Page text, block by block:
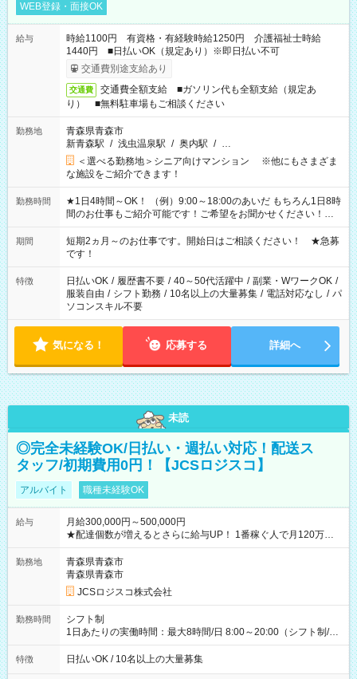
WEB登録・面接OK
給与
時給1100円 有資格・有経験時給1250円 介護福祉士時給
1440円 ■日払いOK（規定あり）※即日払い不可
交通費別途支給あり
交通費
交通費全額支給 ■ガソリン代も全額支給（規定あ
り） ■無料駐車場もご相談ください
勤務地
青森県青森市
新青森駅 / 浅虫温泉駅 / 奥内駅 / …
＜選べる勤務地＞シニア向けマンション ※他にもさまざま
な施設をご紹介できます！
勤務時間
★1日4時間～OK！ （例）9:00～18:00のあいだ もちろん1日8時
間のお仕事もご紹介可能です！ご希望をお聞かせください！★
家庭の都合でお休みが必要な場合も遠慮なくご相談ください。
※週最低15時間以上の勤務が必要です
期間
短期2ヵ月～のお仕事です。開始日はご相談ください！ ★急募
です！
特徴 日払いOK / 履歴書不要 / 40～50代活躍中 / 副業・WワークOK /
服装自由 / シフト勤務 / 10名以上の大量募集 / 電話対応なし / パ
ソコンスキル不要
気になる！ 応募する 詳細へ
未読
◎完全未経験OK/日払い・週払い対応！配送ス
タッフ/初期費用0円！【JCSロジスコ】
アルバイト 職種未経験OK
給与
月給300,000円～500,000円
★配達個数が増えるとさらに給与UP！ 1番稼ぐ人で月120万ほ
ど！ ・主要都市エリア 月収55万円／週5日稼働 月収65万~112
万円／週6日稼働 ・地方郊外エリア 月収40万円／週5日稼働 月
収40万円~50万円／週6日稼働 ＜モデルイメージ＞ ■月収50万
円 (27歳男性/江東区在住)※元建築関係 1日150個配達×25日勤務
(日休み) ■月収80万円(43歳男性/墨田区在住)※元営業 1日200個
勤務地
青森県青森市
青森県青森市
JCSロジスコ株式会社
勤務時間
シフト制
1日あたりの実働時間：最大8時間/日 8:00～20:00（シフト制/実
働8時間） ※週5日勤務（場所次第では週4も有り） ※配達状況
によって時間外での勤務可能性有り ※案件により多少の前後あ
特徴 日払いOK / 10名以上の大量募集